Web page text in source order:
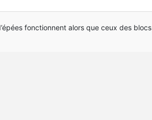
fonctionnent alors que ceux des blocs